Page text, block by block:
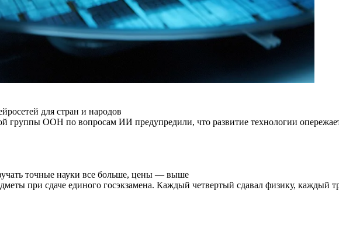
для стран и народов
группы ООН по вопросам ИИ предупредили, что развитие технологии
точные науки все больше, цены — выше
при сдаче единого госэкзамена. Каждый четвертый сдавал физику,